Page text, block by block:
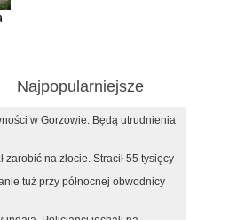
Najpopularniejsze
w Gorzowie. Będą utrudnienia
zarobić na złocie. Stracił 55 tysięcy
tuż przy północnej obwodnicy